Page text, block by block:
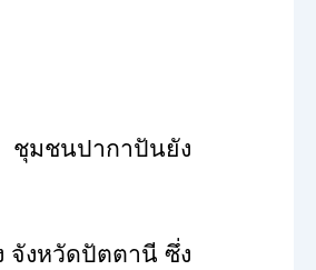
มชนปากาปันยัง
จังหวัดปัตตานี ซึ่ง